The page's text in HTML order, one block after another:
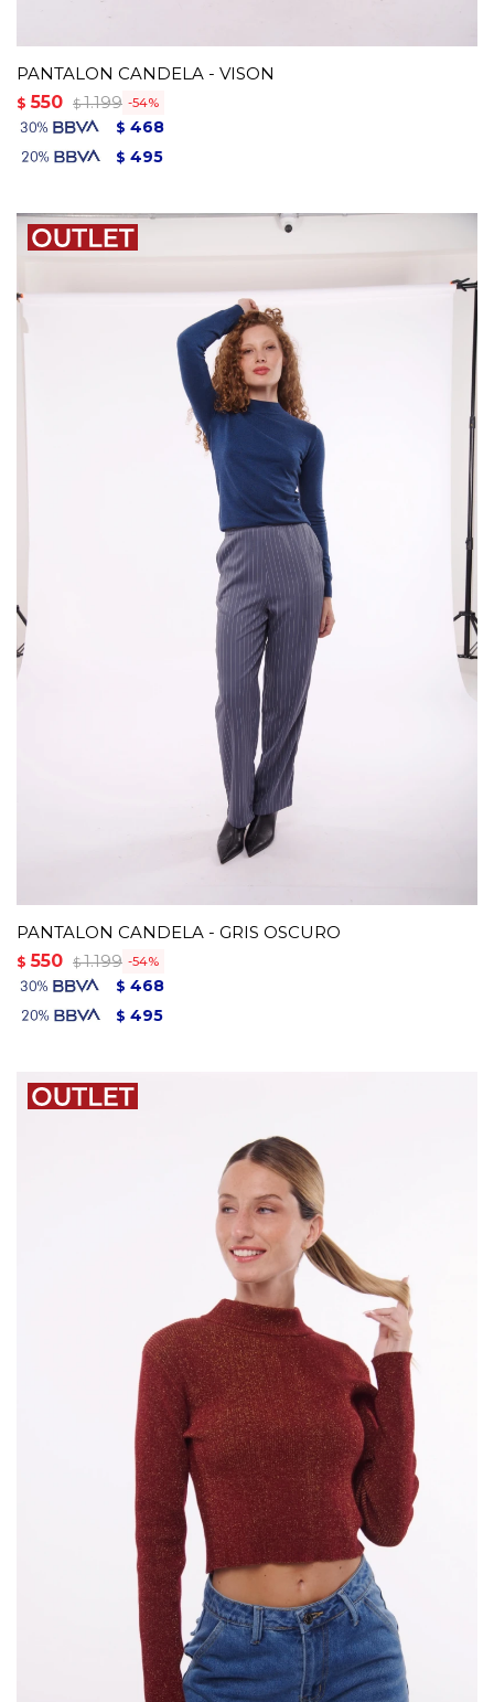
PANTALON CANDELA - VISON
$ 550 $ 1.199 54
$ 468
$ 495
PANTALON CANDELA - GRIS OSCURO
$ 550 $ 1.199 54
$ 468
$ 495